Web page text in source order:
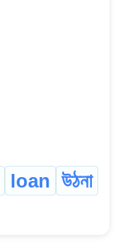
loan উঠনা